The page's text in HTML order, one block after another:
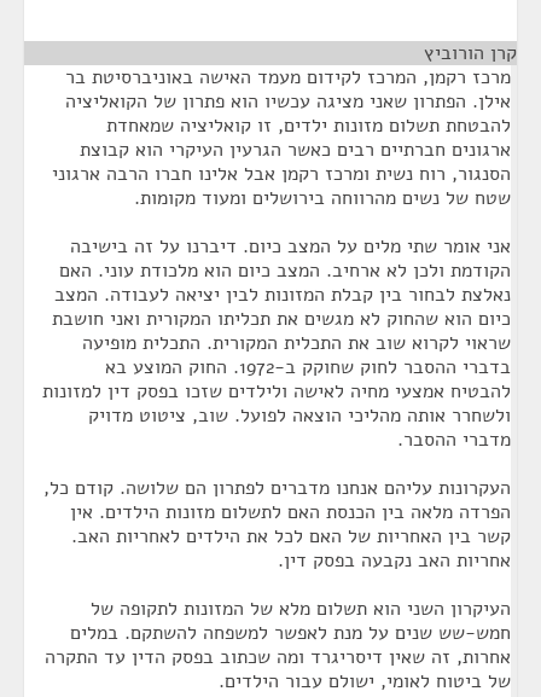
קרן הורוביץ
מרכז רקמן, המרכז לקידום מעמד האישה באוניברסיטת בר
אילן. הפתרון שאני מציגה עכשיו הוא פתרון של הקואליציה
להבטחת תשלום מזונות ילדים, זו קואליציה שמאחדת
ארגונים חברתיים רבים כאשר הגרעין העיקרי הוא קבוצת
הסנגור, רוח נשית ומרכז רקמן אבל אלינו חברו הרבה ארגוני
שטח של נשים מהרווחה בירושלים ומעוד מקומות.
אני אומר שתי מלים על המצב כיום. דיברנו על זה בישיבה
הקודמת ולכן לא ארחיב. המצב כיום הוא מלכודת עוני. האם
נאלצת לבחור בין קבלת המזונות לבין יציאה לעבודה. המצב
כיום הוא שהחוק לא מגשים את תכליתו המקורית ואני חושבת
שראוי לקרוא שוב את התכלית המקורית. התכלית מופיעה
בדברי ההסבר לחוק שחוקק ב-1972. החוק המוצע בא
להבטיח אמצעי מחיה לאישה ולילדים שזכו בפסק דין למזונות
ולשחרר אותה מהליכי הוצאה לפועל. שוב, ציטוט מדויק
מדברי ההסבר.
העקרונות עליהם אנחנו מדברים לפתרון הם שלושה. קודם כל,
הפרדה מלאה בין הכנסת האם לתשלום מזונות הילדים. אין
קשר בין האחריות של האם לכל את הילדים לאחריות האב.
אחריות האב נקבעה בפסק דין.
העיקרון השני הוא תשלום מלא של המזונות לתקופה של
חמש-שש שנים על מנת לאפשר למשפחה להשתקם. במלים
אחרות, זה שאין דיסריגרד ומה שכתוב בפסק הדין עד התקרה
של ביטוח לאומי, ישולם עבור הילדים.